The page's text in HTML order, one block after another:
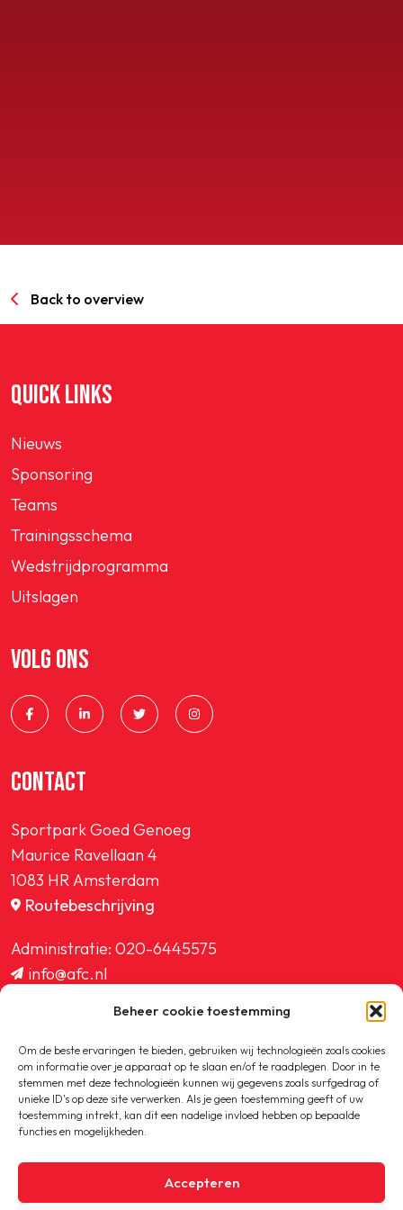
Beheer cookie toestemming
Om de beste ervaringen te bieden, gebruiken wij technologieën zoals cookies
om informatie over je apparaat op te slaan en/of te raadplegen. Door in te
stemmen met deze technologieën kunnen wij gegevens zoals surfgedrag of
unieke ID's op deze site verwerken. Als je geen toestemming geeft of uw
toestemming intrekt, kan dit een nadelige invloed hebben op bepaalde
functies en mogelijkheden.
Accepteren
Back to overview
QUICK LINKS
Nieuws
Sponsoring
Teams
Trainingsschema
Wedstrijdprogramma
Uitslagen
VOLG ONS
CONTACT
Sportpark Goed Genoeg
Maurice Ravellaan 4
1083 HR Amsterdam
Routebeschrijving
Administratie: 020-6445575
info@afc.nl
ledenadministratie@afc.nl
Copyright © 2020-2026 AFC